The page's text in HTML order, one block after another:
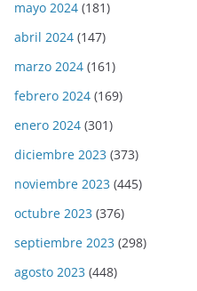
mayo 2024 (181)
abril 2024 (147)
marzo 2024 (161)
febrero 2024 (169)
enero 2024 (301)
diciembre 2023 (373)
noviembre 2023 (445)
octubre 2023 (376)
septiembre 2023 (298)
agosto 2023 (448)